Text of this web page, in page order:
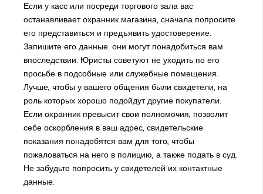
Если у касс или посреди торгового зала вас
останавливает охранник магазина, сначала попросите
его представиться и предъявить удостоверение.
Запишите его данные: они могут понадобиться вам
впоследствии. Юристы советуют не уходить по его
просьбе в подсобные или служебные помещения.
Лучше, чтобы у вашего общения были свидетели, на
роль которых хорошо подойдут другие покупатели.
Если охранник превысит свои полномочия, позволит
себе оскорбления в ваш адрес, свидетельские
показания понадобятся вам для того, чтобы
пожаловаться на него в полицию, а также подать в суд.
Не забудьте попросить у свидетелей их контактные
данные.